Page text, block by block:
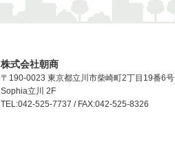
株式会社朝商
〒190-0023 東京都立川市柴崎町2丁目19番6号
Sophia立川 2F
TEL:042-525-7737 / FAX:042-525-8326